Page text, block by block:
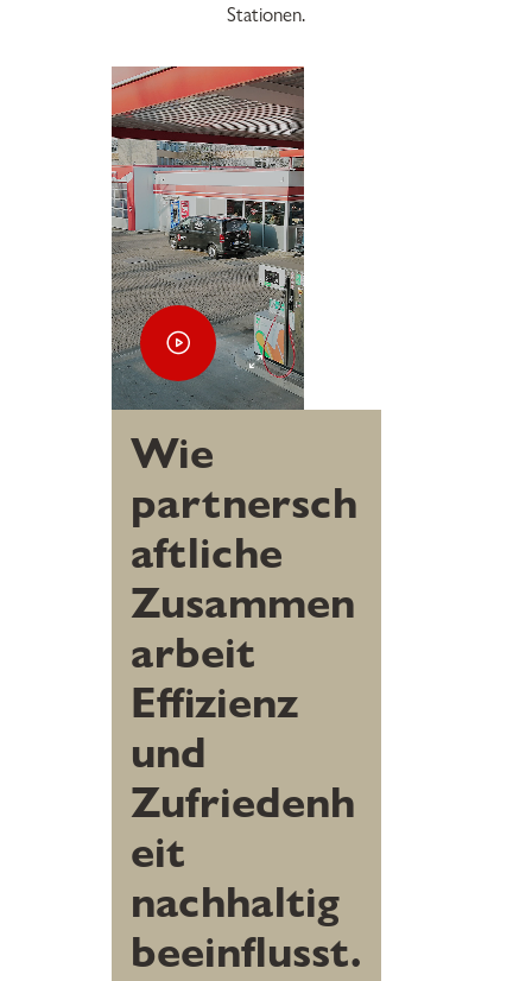
Stationen.
Wie
partnersch
aftliche
Zusammen
arbeit
Effizienz
und
Zufriedenh
eit
nachhaltig
beeinflusst.